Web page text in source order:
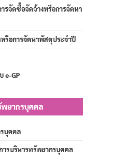
รจัดซื้อจัดจ้างหรือการจัดหา
รือการจัดหาพัสดุประจำปี
e-GP
ยากรบุคคล
บุคคล
ารบริหารทรัพยากรบุคคล